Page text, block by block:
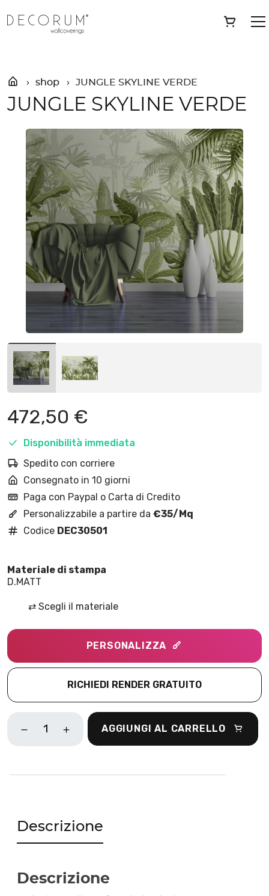
shop JUNGLE SKYLINE VERDE
Save
JUNGLE SKYLINE VERDE
472,50 €
Disponibilità immediata
Spedito con corriere
Consegnato in 10 giorni
Paga con Paypal o Carta di Credito
Personalizzabile a partire da€35/Mq
Codice DEC30501
D.MATT
⇄ Scegli il materiale
PERSONALIZZA
RICHIEDI RENDER GRATUITO
JUNGLE
AGGIUNGI AL CARRELLO
Descrizione
Descrizione